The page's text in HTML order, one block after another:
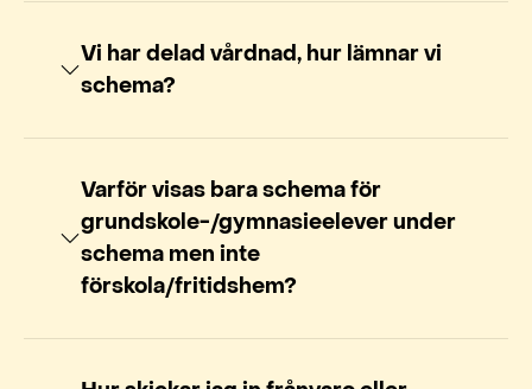
Vi har delad vårdnad, hur lämnar vi
schema?
Varför visas bara schema för
grundskole-/gymnasieelever under
schema men inte
förskola/fritidshem?